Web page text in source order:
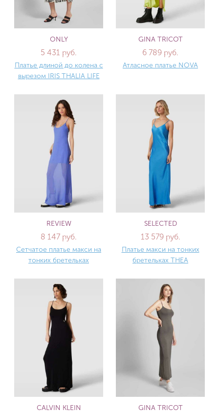
ONLY
5 431 руб.
Платье длиной до колена с
вырезом IRIS THALIA LIFE
GINA TRICOT
6 789 руб.
Атласное платье NOVA
REVIEW
8 147 руб.
Сетчатое платье макси на
тонких бретельках
SELECTED
13 579 руб.
Платье макси на тонких
бретельках THEA
CALVIN KLEIN GINA TRICOT